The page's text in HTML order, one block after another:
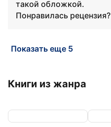
такой обложкой.
Понравилась рецензия?
Показать еще 5
Книги из жанра